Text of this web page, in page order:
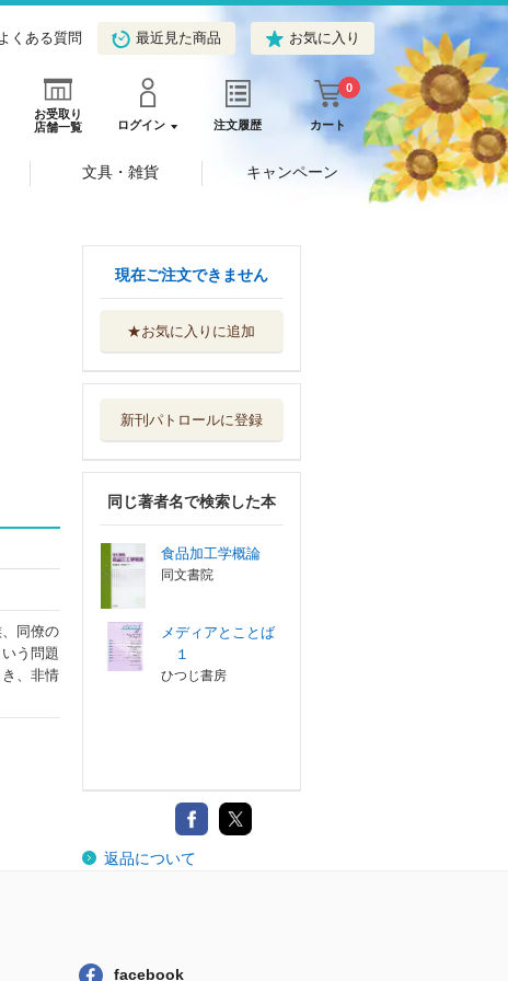
よくある質問 最近見た商品 お気に入り
お受取り
店舗一覧
ログイン 注文履歴 カート
0
文具・雑貨 キャンペーン
同僚の
う問題
、非情
現在ご注文できません
★お気に入りに追加
新刊パトロールに登録
同じ著者名で検索した本
食品加工学概論
同文書院
メディアとことば
１
ひつじ書房
返品について
facebook